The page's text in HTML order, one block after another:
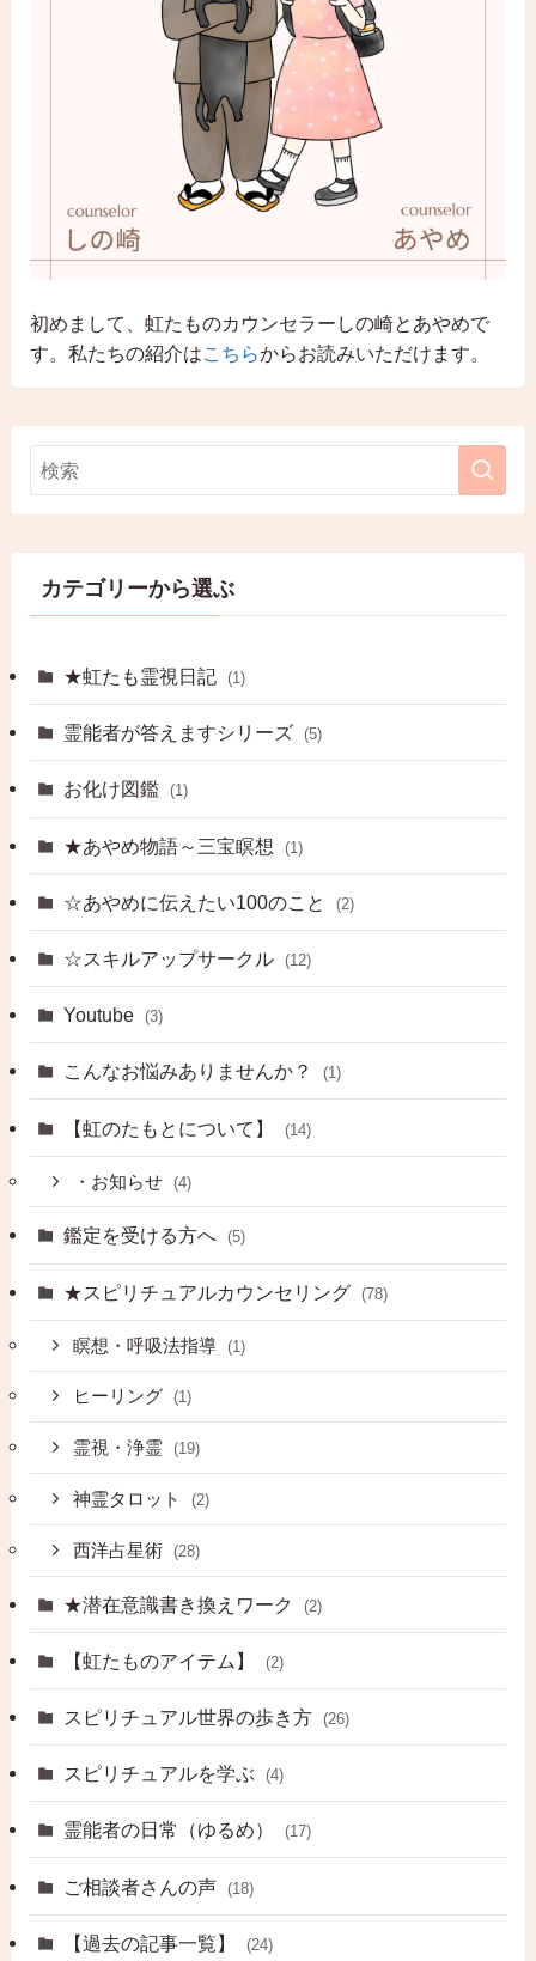
初めまして、虹たものカウンセラーしの崎とあやめで
す。私たちの紹介はこちらからお読みいただけます。
カテゴリーから選ぶ
★虹たも霊視日記 (1)
霊能者が答えますシリーズ (5)
お化け図鑑 (1)
★あやめ物語～三宝瞑想 (1)
☆あやめに伝えたい100のこと (2)
☆スキルアップサークル (12)
Youtube (3)
こんなお悩みありませんか？ (1)
【虹のたもとについて】 (14)
・お知らせ (4)
鑑定を受ける方へ (5)
★スピリチュアルカウンセリング (78)
瞑想・呼吸法指導 (1)
ヒーリング (1)
霊視・浄霊 (19)
神霊タロット (2)
西洋占星術 (28)
★潜在意識書き換えワーク (2)
【虹たものアイテム】 (2)
スピリチュアル世界の歩き方 (26)
スピリチュアルを学ぶ (4)
霊能者の日常（ゆるめ） (17)
ご相談者さんの声 (18)
【過去の記事一覧】 (24)